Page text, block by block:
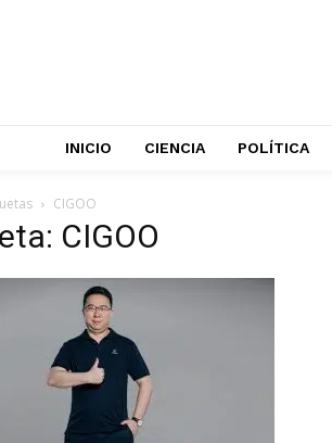
INICIO CIENCIA POLÍTICA
CIGOO
CIGOO